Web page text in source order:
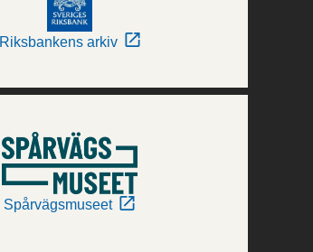
Riksbankens arkiv
Spårvägsmuseet